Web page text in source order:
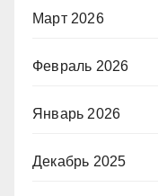
Март 2026
Февраль 2026
Январь 2026
Декабрь 2025